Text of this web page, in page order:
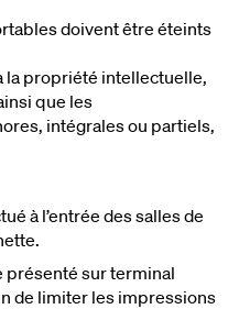
doivent être éteints
la propriété intellectuelle,
que les
intégrales ou partiels,
à l’entrée des salles de
présenté sur terminal
de limiter les impressions